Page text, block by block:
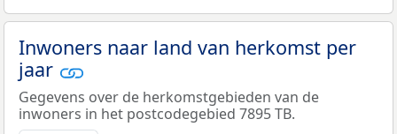
Inwoners naar land van herkomst per
jaar
Gegevens over de herkomstgebieden van de
inwoners in het postcodegebied 7895 TB.